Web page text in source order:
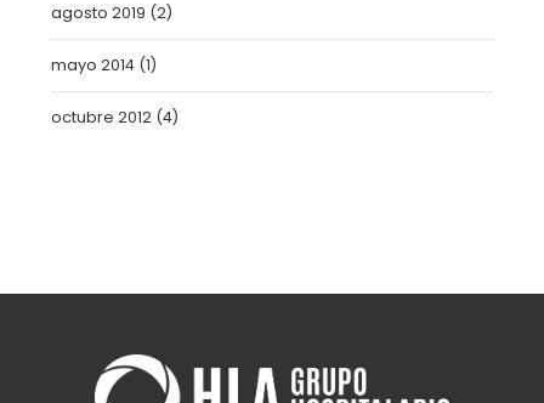
agosto 2019 (2)
mayo 2014 (1)
octubre 2012 (4)